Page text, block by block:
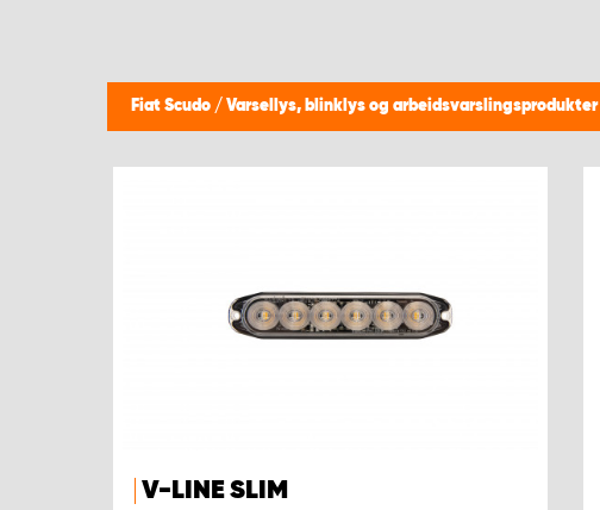
Fiat Scudo / Varsellys, blinklys og arbeidsvarslingsprodukter
V-LINE SLIM